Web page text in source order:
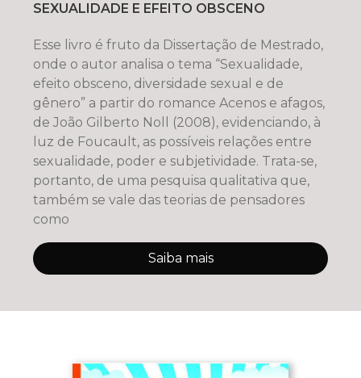
SEXUALIDADE E EFEITO OBSCENO
Esse livro é fruto da Dissertação de Mestrado,
onde o autor analisa o tema “Sexualidade,
efeito obsceno, diversidade sexual e de
gênero” a partir do romance Acenos e afagos,
de João Gilberto Noll (2008), evidenciando, à
luz de Foucault, as possíveis relações entre
sexualidade, poder e subjetividade. Trata-se,
portanto, de uma pesquisa qualitativa que,
também se vale das teorias de pensadores
como
Saiba mais